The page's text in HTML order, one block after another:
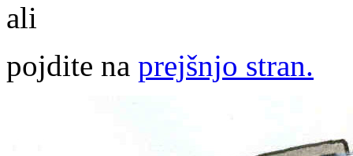
ali
pojdite na prejšnjo stran.